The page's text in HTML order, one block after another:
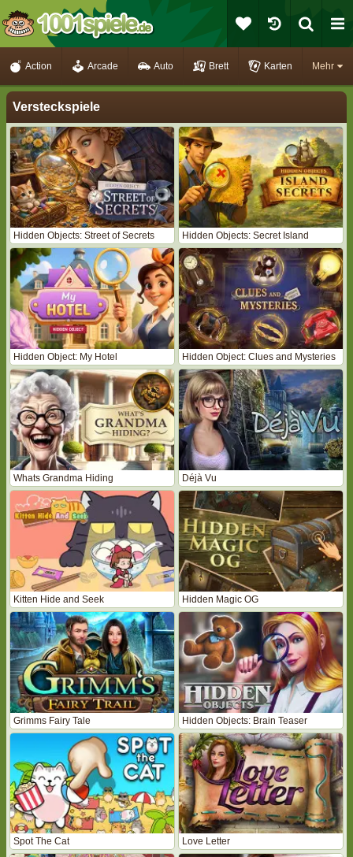
Mehr
Action Arcade Auto Brett Karten
Versteckspiele
Hidden Objects: Street of Secrets Hidden Objects: Secret Island
Hidden Object: My Hotel Hidden Object: Clues and Mysteries
Whats Grandma Hiding Déjà Vu
Kitten Hide and Seek Hidden Magic OG
Grimms Fairy Tale Hidden Objects: Brain Teaser
Spot The Cat Love Letter